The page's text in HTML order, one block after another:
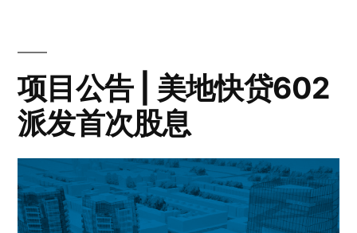
项目公告 | 美地快贷602
派发首次股息